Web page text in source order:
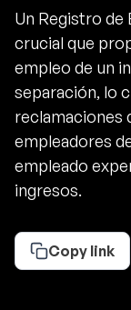
Un Registro de
crucial que
empleo de un
separación, lo
reclamaciones
empleadores
empleado
ingresos.
Copy link